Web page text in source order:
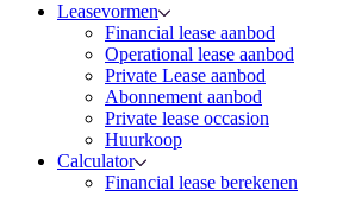
Leasevormen
Financial lease aanbod
Operational lease aanbod
Private Lease aanbod
Abonnement aanbod
Private lease occasion
Huurkoop
Calculator
Financial lease berekenen